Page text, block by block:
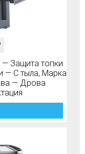
Защита топки
— С тыла, Марка
— Дрова